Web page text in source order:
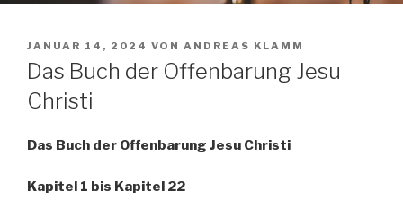
VERÖFFENTLICHT
AM
JANUAR 14, 2024 VON ANDREAS KLAMM
Das Buch der Offenbarung Jesu
Christi
Das Buch der Offenbarung Jesu Christi
Kapitel 1 bis Kapitel 22